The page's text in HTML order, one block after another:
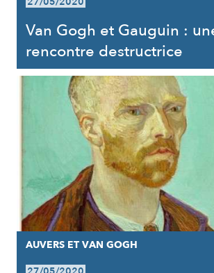
Van Gogh et Gauguin :
rencontre destructrice
AUVERS ET VAN GOGH